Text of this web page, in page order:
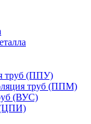
труб (ППУ)
труб (ППМ)
(ВУС)
(ЦПИ)